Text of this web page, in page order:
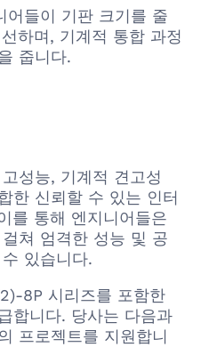
어들이 기판 크기를 줄
하며, 기계적 통합 과정
줍니다.
성능, 기계적 견고성
한 신뢰할 수 있는 인터
를 통해 엔지니어들은
쳐 엄격한 성능 및 공
있습니다.
8P 시리즈를 포함한
합니다. 당사는 다음과
프로젝트를 지원합니